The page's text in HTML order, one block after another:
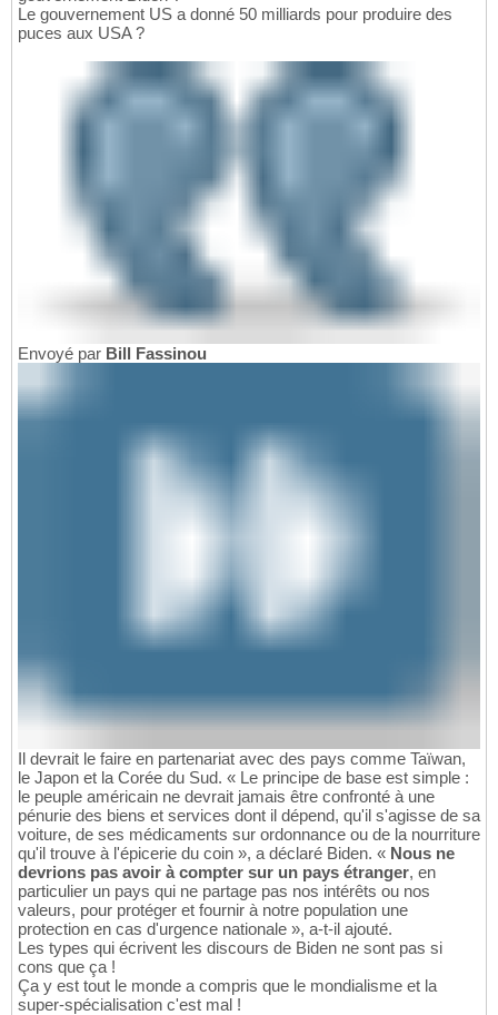
Le gouvernement US a donné 50 milliards pour produire des
puces aux USA ?
Envoyé par Bill Fassinou
Il devrait le faire en partenariat avec des pays comme Taïwan,
le Japon et la Corée du Sud. « Le principe de base est simple :
le peuple américain ne devrait jamais être confronté à une
pénurie des biens et services dont il dépend, qu'il s'agisse de sa
voiture, de ses médicaments sur ordonnance ou de la nourriture
qu'il trouve à l'épicerie du coin », a déclaré Biden. « Nous ne
devrions pas avoir à compter sur un pays étranger, en
particulier un pays qui ne partage pas nos intérêts ou nos
valeurs, pour protéger et fournir à notre population une
protection en cas d'urgence nationale », a-t-il ajouté.
Les types qui écrivent les discours de Biden ne sont pas si
cons que ça !
Ça y est tout le monde a compris que le mondialisme et la
super-spécialisation c'est mal !